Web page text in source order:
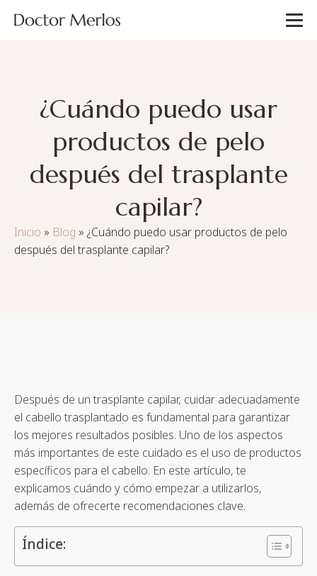
¿Cuándo puedo usar
productos de pelo
después del trasplante
capilar?
Inicio » Blog » ¿Cuándo puedo usar productos de pelo
después del trasplante capilar?
Después de un trasplante capilar, cuidar adecuadamente
el cabello trasplantado es fundamental para garantizar
los mejores resultados posibles. Uno de los aspectos
más importantes de este cuidado es el uso de productos
específicos para el cabello. En este artículo, te
explicamos cuándo y cómo empezar a utilizarlos,
además de ofrecerte recomendaciones clave.
Índice: